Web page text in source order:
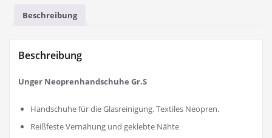
Beschreibung
Beschreibung
Unger Neoprenhandschuhe Gr.S
Handschuhe für die Glasreinigung. Textiles Neopren.
Reißfeste Vernähung und geklebte Nähte